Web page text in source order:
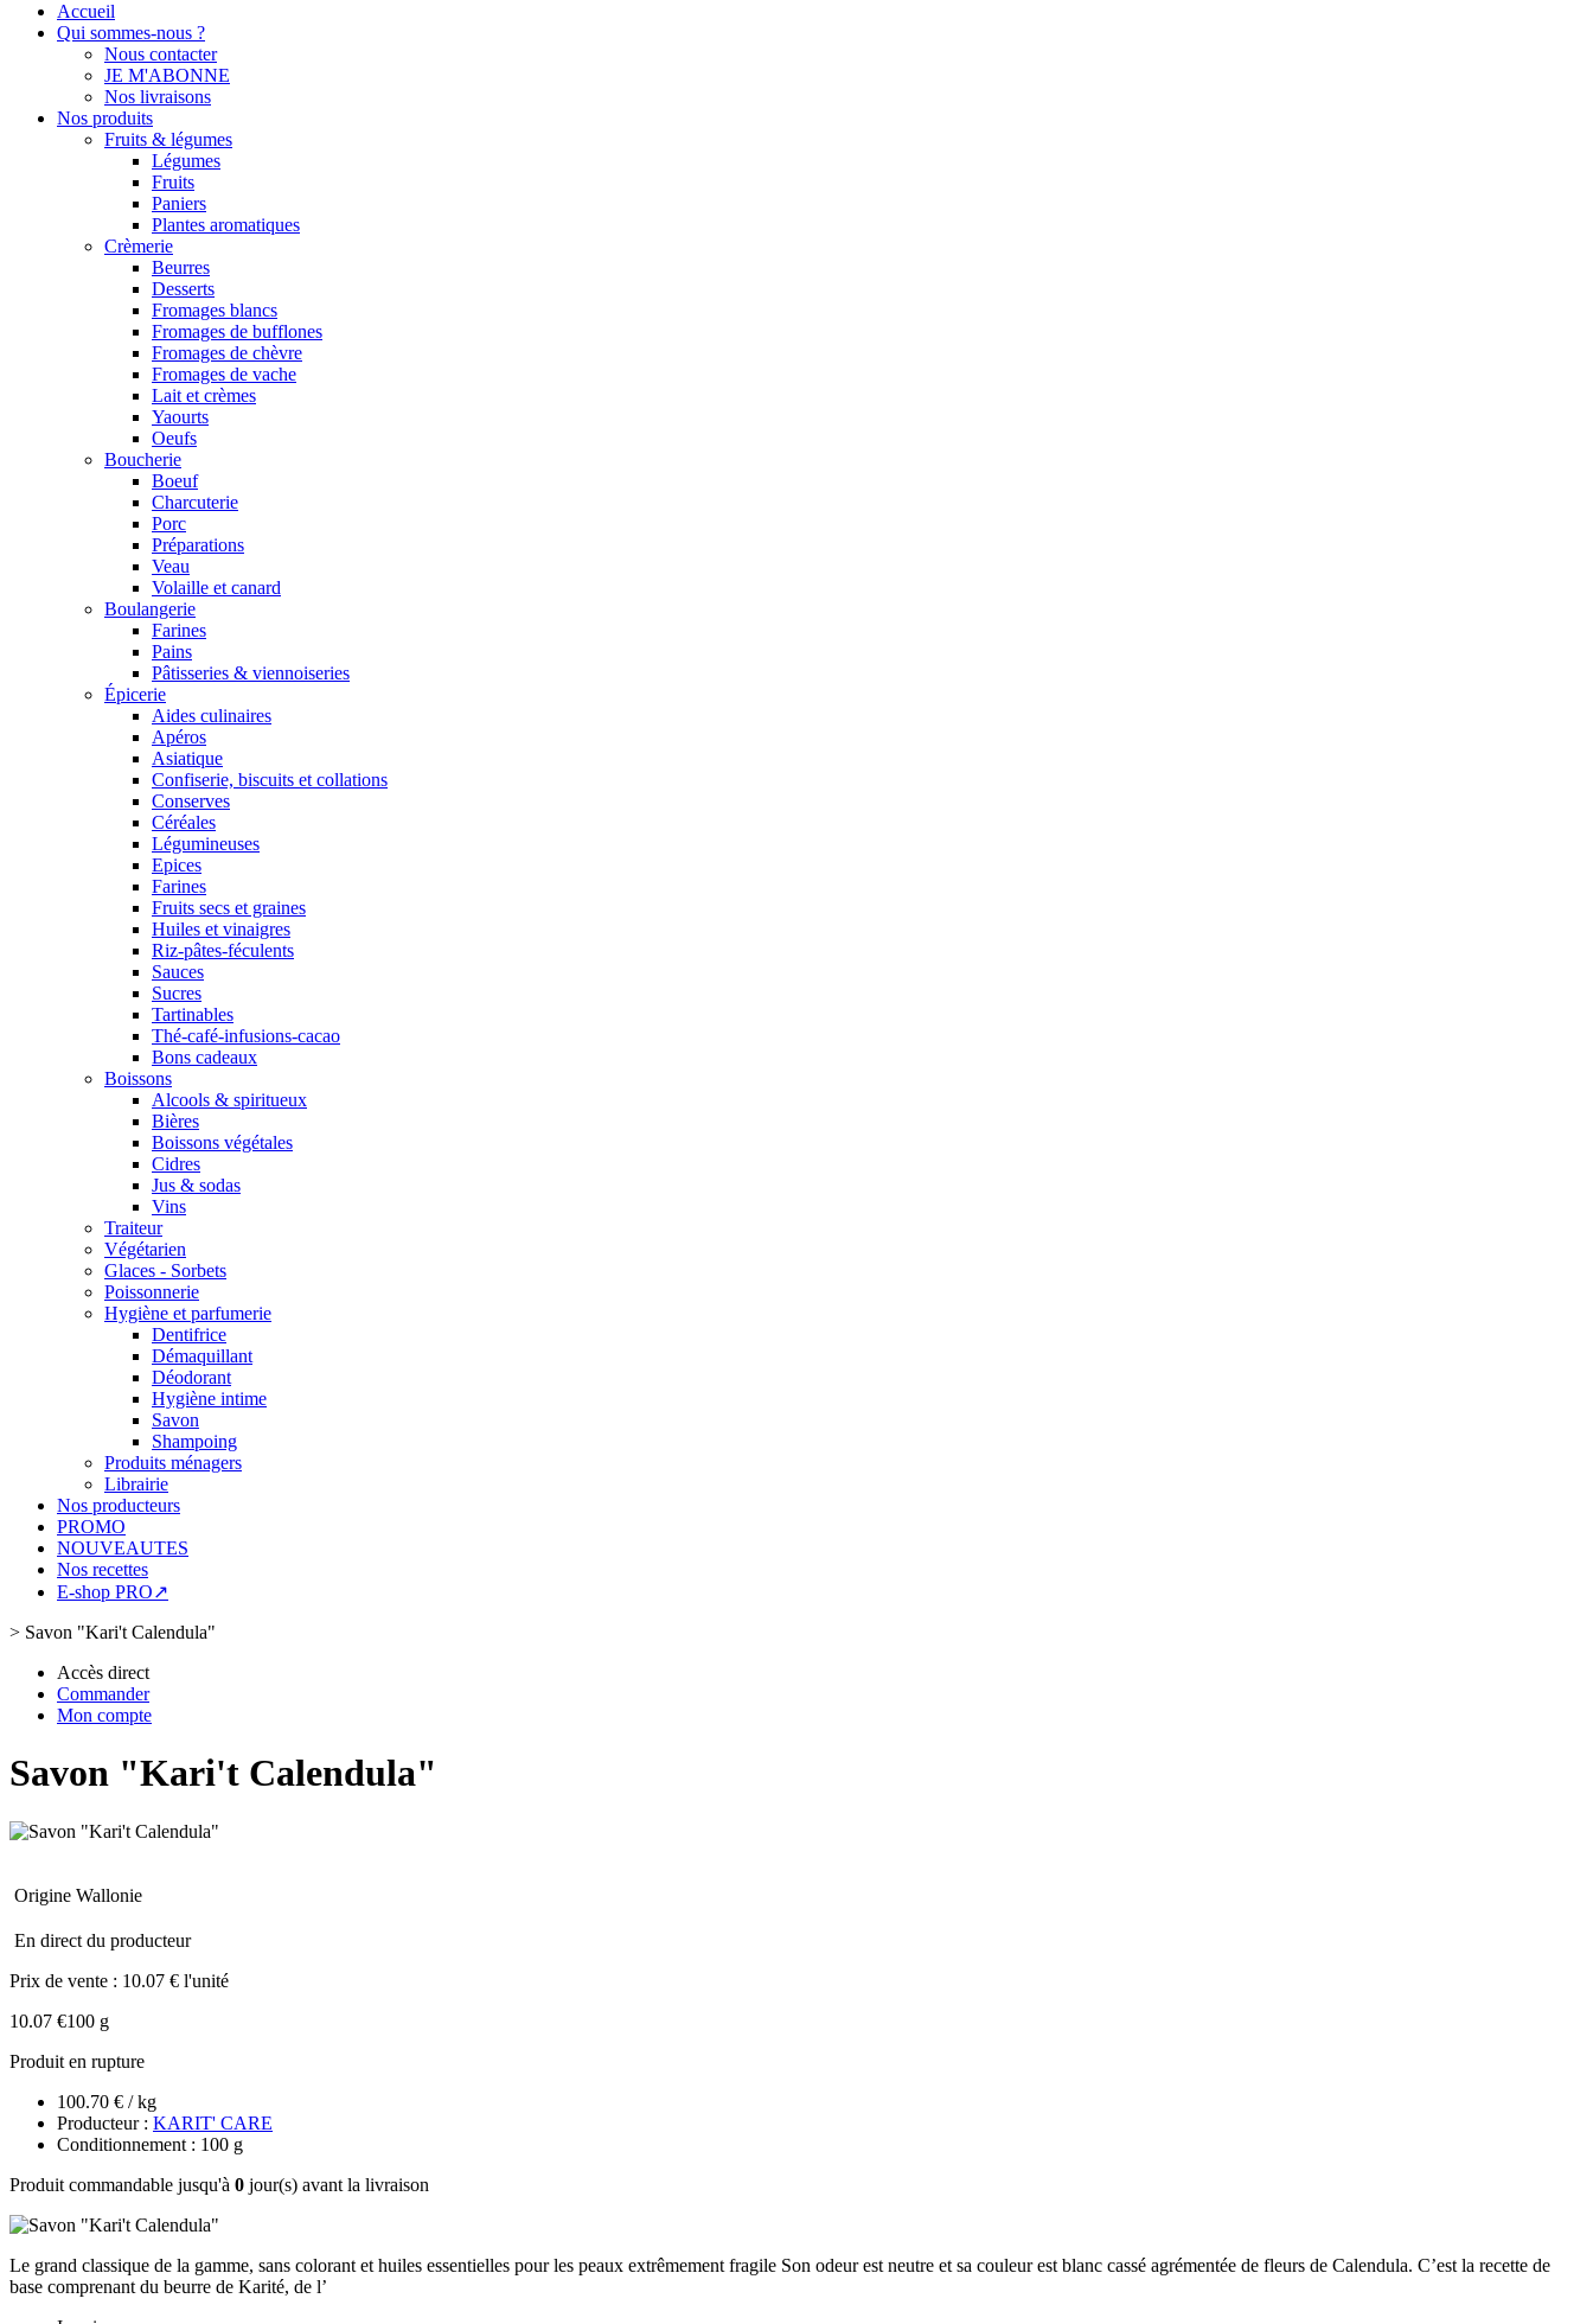
Accueil
Qui sommes-nous ?
Nous contacter
JE M'ABONNE
Nos livraisons
Nos produits
Fruits & légumes
Légumes
Fruits
Paniers
Plantes aromatiques
Crèmerie
Beurres
Desserts
Fromages blancs
Fromages de bufflones
Fromages de chèvre
Fromages de vache
Lait et crèmes
Yaourts
Oeufs
Boucherie
Boeuf
Charcuterie
Porc
Préparations
Veau
Volaille et canard
Boulangerie
Farines
Pains
Pâtisseries & viennoiseries
Épicerie
Aides culinaires
Apéros
Asiatique
Confiserie, biscuits et collations
Conserves
Céréales
Légumineuses
Epices
Farines
Fruits secs et graines
Huiles et vinaigres
Riz-pâtes-féculents
Sauces
Sucres
Tartinables
Thé-café-infusions-cacao
Bons cadeaux
Boissons
Alcools & spiritueux
Bières
Boissons végétales
Cidres
Jus & sodas
Vins
Traiteur
Végétarien
Glaces - Sorbets
Poissonnerie
Hygiène et parfumerie
Dentifrice
Démaquillant
Déodorant
Hygiène intime
Savon
Shampoing
Produits ménagers
Librairie
Nos producteurs
PROMO
NOUVEAUTES
Nos recettes
E-shop PRO↗
> Savon "Kari't Calendula"
Accès direct
Commander
Mon compte
Savon "Kari't Calendula"
Origine Wallonie
En direct du producteur
Prix de vente : 10.07 € l'unité
10.07 €100 g
Produit en rupture
100.70 € / kg
Producteur : KARIT' CARE
Conditionnement : 100 g
Produit commandable jusqu'à 0 jour(s) avant la livraison
Le grand classique de la gamme, sans colorant et huiles essentielles pour les peaux extrêmement fragile Son odeur est neutre et sa couleur est blanc cassé agrémentée de fleurs de Calendula. C’est la recette de
base comprenant du beurre de Karité, de l’